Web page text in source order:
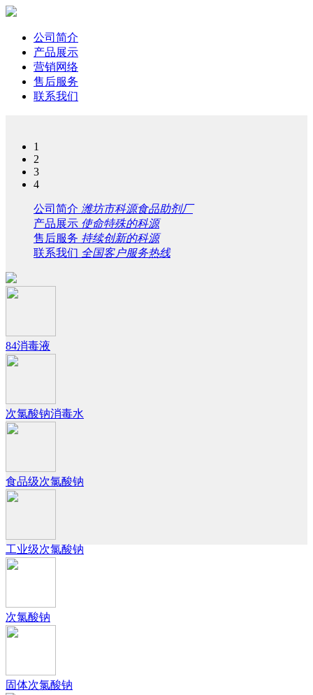
公司简介
产品展示
营销网络
售后服务
联系我们
1
2
3
4
公司简介 潍坊市科源食品助剂厂
产品展示 使命特殊的科源
售后服务 持续创新的科源
联系我们 全国客户服务热线
84消毒液
次氯酸钠消毒水
食品级次氯酸钠
工业级次氯酸钠
次氯酸钠
固体次氯酸钠